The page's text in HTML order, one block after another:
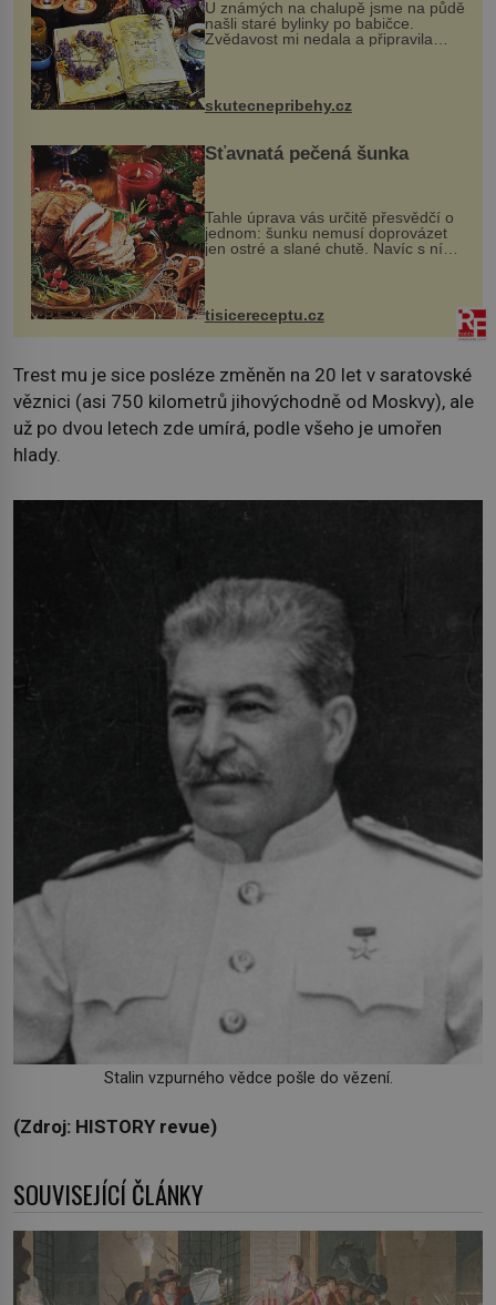
U známých na chalupě jsme na půdě
našli staré bylinky po babičce.
Zvědavost mi nedala a připravila
jsem si z nich lektvar… Zimní pobyt
na chalupě se pro mě vlastní vinou
změnil v děsivý zážitek, na kt...
skutecnepribehy.cz
Šťavnatá pečená šunka
Tahle úprava vás určitě přesvědčí o
jednom: šunku nemusí doprovázet
jen ostré a slané chutě. Navíc s ní
nakrmíte poměrně hodně hladových
krků. Ingredience sádlo 3 kg šunky
vcelku 3 stroužky česneku hl...
tisicereceptu.cz
Trest mu je sice posléze změněn na 20 let v saratovské
věznici (asi 750 kilometrů jihovýchodně od Moskvy), ale
už po dvou letech zde umírá, podle všeho je umořen
hlady.
Stalin vzpurného vědce pošle do vězení.
(Zdroj: HISTORY revue)
SOUVISEJÍCÍ ČLÁNKY